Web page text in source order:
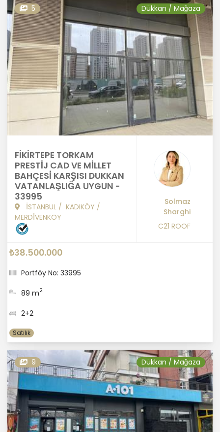
5 Dükkan / Mağaza
FİKİRTEPE TORKAM
PRESTİJ CAD VE MİLLET
BAHÇESİ KARŞISI DUKKAN
VATANLAŞLIĞA UYGUN -
33995
İSTANBUL / KADIKÖY /
MERDİVENKÖY
Solmaz
Sharghi
C21 ROOF
₺38.500.000
Portföy No: 33995
89 m2
2+2
Satılık
9 Dükkan / Mağaza